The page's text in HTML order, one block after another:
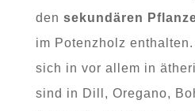
den sekundären
im Potenzholz
sich in vor allem in
sind in Dill, Oregano,